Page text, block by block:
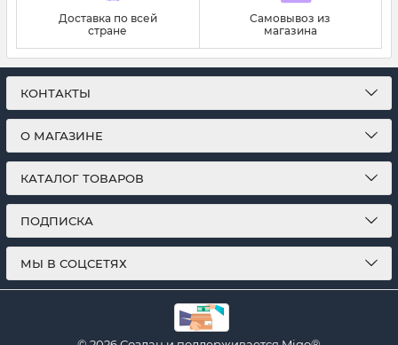
Доставка по всей
стране
Самовывоз из
магазина
КОНТАКТЫ
О МАГАЗИНЕ
КАТАЛОГ ТОВАРОВ
ПОДПИСКА
МЫ В СОЦСЕТЯХ